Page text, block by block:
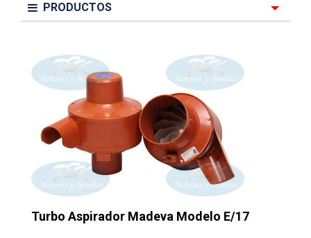
PRODUCTOS
Turbo Aspirador Madeva Modelo E/17